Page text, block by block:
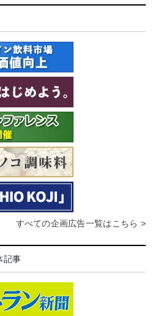
すべての企画広告一覧はこちら >
記事